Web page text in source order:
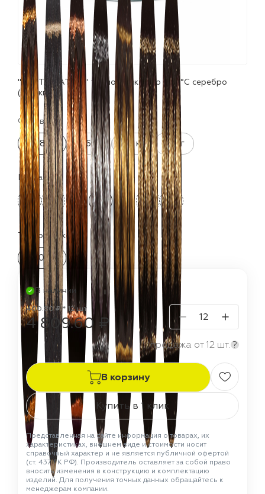
"CERTA-PATINA" термостойкая до 700°С серебро
(0,08кг)
Фасовка:
0.08 кг 0.16 кг 0.5 кг 10 кг
Цвета:
Термостойкость:
700 °C
В наличии
400.80 ₽ * 12 шт
4 809.60 ₽
продажа от 12 шт. ?
В корзину
Купить в 1 клик
Представленная на сайте информация о товарах, их
характеристиках, внешнем виде и стоимости носит
справочный характер и не является публичной офертой
(ст. 437 ГК РФ). Производитель оставляет за собой право
вносить изменения в конструкцию и комплектацию
изделий. Для получения точных данных обращайтесь к
менеджерам компании.